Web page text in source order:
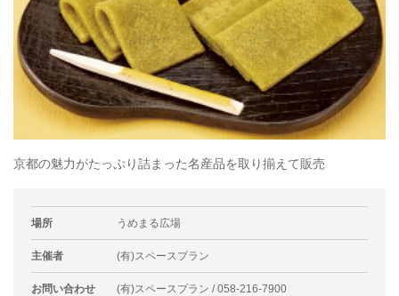
京都の魅力がたっぷり詰まった名産品を取り揃えて販売
場所 うめまる広場
主催者 (有)スペースプラン
お問い合わせ (有)スペースプラン / 058-216-7900